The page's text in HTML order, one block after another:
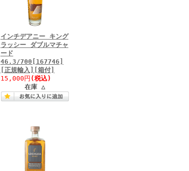
インチデアニー キング
ラッシー ダブルマチャ
ード
46.3/700[167746]
[正規輸入][箱付]
15,000円 (税込)
在庫 △